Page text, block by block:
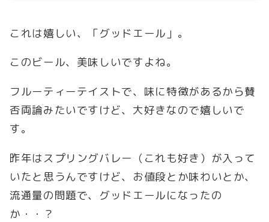
これは嬉しい、「グッドエール」。
このビール、美味しいですよね。
フルーティーテイストで、味に特徴があるから賛
否両論みたいですけど、大好きなので嬉しいで
す。
昨年はスプリングバレー（これも好き）が入って
いたと思うんですけど、お値段とか味わいとか、
流通量の問題で、グッドエールになったの
か・・？